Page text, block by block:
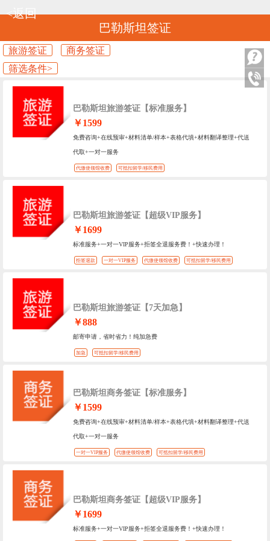
巴勒斯坦签证
<返回
旅游签证
商务签证
筛选条件>
巴勒斯坦旅游签证【标准服务】
￥1599
免费咨询+在线预审+材料清单/样本+表格代填+材料翻译整理+代送
代取+一对一服务
代缴使领馆收费 可抵扣留学/移民费用
巴勒斯坦旅游签证【超级VIP服务】
￥1699
标准服务+一对一VIP服务+拒签全退服务费！+快速办理！
拒签退款 一对一VIP服务 代缴使领馆收费 可抵扣留学/移民费用
巴勒斯坦旅游签证【7天加急】
￥888
邮寄申请，省时省力！纯加急费
加急 可抵扣留学/移民费用
巴勒斯坦商务签证【标准服务】
￥1599
免费咨询+在线预审+材料清单/样本+表格代填+材料翻译整理+代送
代取+一对一服务
一对一VIP服务 代缴使领馆收费 可抵扣留学/移民费用
巴勒斯坦商务签证【超级VIP服务】
￥1699
标准服务+一对一VIP服务+拒签全退服务费！+快速办理！